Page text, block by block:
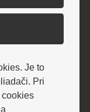
s
pre
a
Je to
Pri